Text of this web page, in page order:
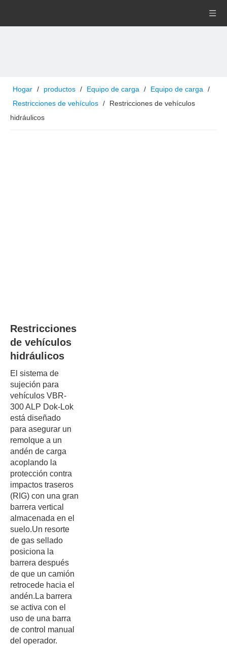
Hogar / productos / Equipo de carga / Equipo de carga
/
Restricciones de vehículos /
Restricciones de vehículos
hidráulicos
Restricciones
de vehículos
hidráulicos
El sistema de
sujeción para
vehículos VBR-
300 ALP Dok-Lok
está diseñado
para asegurar un
remolque a un
andén de carga
acoplando la
protección contra
impactos traseros
(RIG) con una gran
barrera vertical
almacenada en el
suelo.Un resorte
de gas sellado
posiciona la
barrera después
de que un camión
retrocede hacia el
andén.La barrera
se activa con el
uso de una barra
de control manual
del operador.